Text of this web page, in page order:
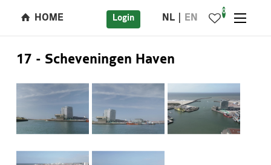
HOME Login NL EN
0
17 - Scheveningen Haven